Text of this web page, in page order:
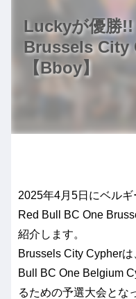
Luckyが優勝
Brussels City
【Bboy】
2025年4月5日にベル
Red Bull BC One
紹介します。
Brussels City Cypher
Bull BC One Belgium
るための予選大会とな